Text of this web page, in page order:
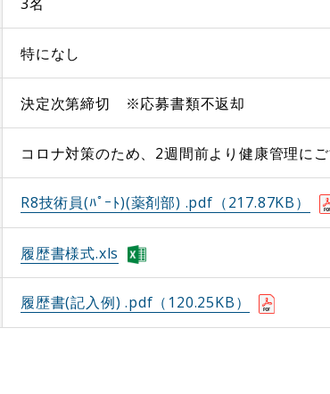
特になし
決定次第締切 ※応募書類不返却
コロナ対策のため、2週間前より健康管理にご
R8技術員(ﾊﾟｰﾄ)(薬剤部) .pdf（217.87KB）
履歴書様式.xls
履歴書(記入例) .pdf（120.25KB）